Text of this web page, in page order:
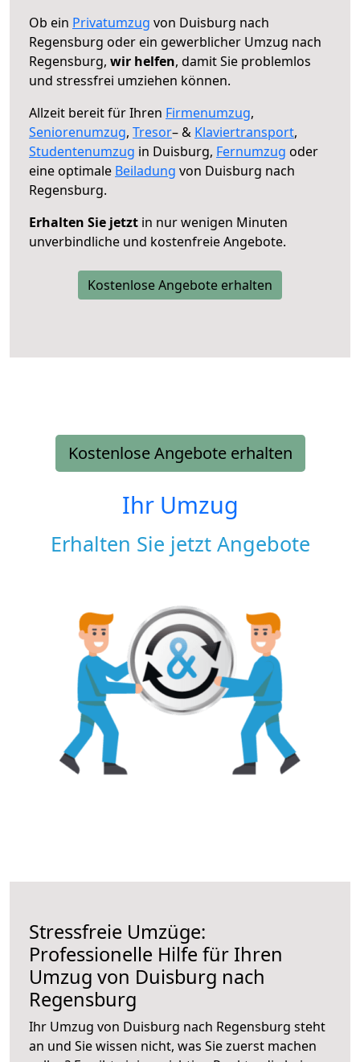
Ob ein Privatumzug von Duisburg nach
Regensburg oder ein gewerblicher Umzug nach
Regensburg, wir helfen, damit Sie problemlos
und stressfrei umziehen können.
Allzeit bereit für Ihren Firmenumzug,
Seniorenumzug, Tresor– & Klaviertransport,
Studentenumzug in Duisburg, Fernumzug oder
eine optimale Beiladung von Duisburg nach
Regensburg.
Erhalten Sie jetzt in nur wenigen Minuten
unverbindliche und kostenfreie Angebote.
Kostenlose Angebote erhalten
Kostenlose Angebote erhalten
Ihr Umzug
Erhalten Sie jetzt Angebote
Stressfreie Umzüge:
Professionelle Hilfe für Ihren
Umzug von Duisburg nach
Regensburg
Ihr Umzug von Duisburg nach Regensburg steht
an und Sie wissen nicht, was Sie zuerst machen